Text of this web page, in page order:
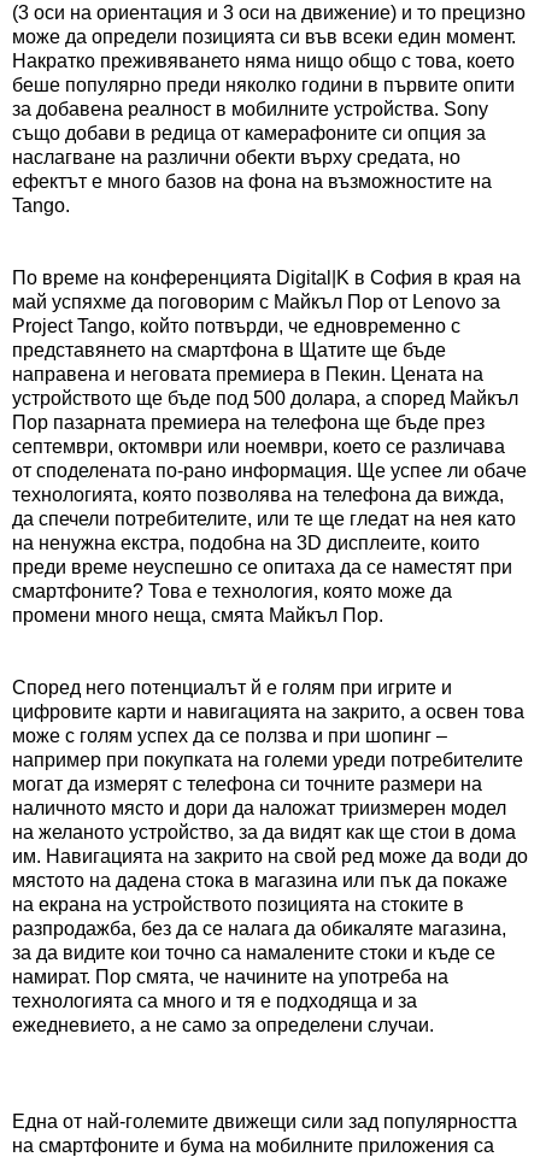
(3 оси на ориентация и 3 оси на движение) и то прецизно
може да определи позицията си във всеки един момент.
Накратко преживяването няма нищо общо с това, което
беше популярно преди няколко години в първите опити
за добавена реалност в мобилните устройства. Sony
също добави в редица от камерафоните си опция за
наслагване на различни обекти върху средата, но
ефектът е много базов на фона на възможностите на
Tango.
По време на конференцията Digital|K в София в края на
май успяхме да поговорим с Майкъл Пор от Lenovo за
Project Tango, който потвърди, че едновременно с
представянето на смартфона в Щатите ще бъде
направена и неговата премиера в Пекин. Цената на
устройството ще бъде под 500 долара, а според Майкъл
Пор пазарната премиера на телефона ще бъде през
септември, октомври или ноември, което се различава
от споделената по-рано информация. Ще успее ли обаче
технологията, която позволява на телефона да вижда,
да спечели потребителите, или те ще гледат на нея като
на ненужна екстра, подобна на 3D дисплеите, които
преди време неуспешно се опитаха да се наместят при
смартфоните? Това е технология, която може да
промени много неща, смята Майкъл Пор.
Според него потенциалът й е голям при игрите и
цифровите карти и навигацията на закрито, а освен това
може с голям успех да се ползва и при шопинг –
например при покупката на големи уреди потребителите
могат да измерят с телефона си точните размери на
наличното място и дори да наложат триизмерен модел
на желаното устройство, за да видят как ще стои в дома
им. Навигацията на закрито на свой ред може да води до
мястото на дадена стока в магазина или пък да покаже
на екрана на устройството позицията на стоките в
разпродажба, без да се налага да обикаляте магазина,
за да видите кои точно са намалените стоки и къде се
намират. Пор смята, че начините на употреба на
технологията са много и тя е подходяща и за
ежедневието, а не само за определени случаи.
Една от най-големите движещи сили зад популярността
на смартфоните и бума на мобилните приложения са